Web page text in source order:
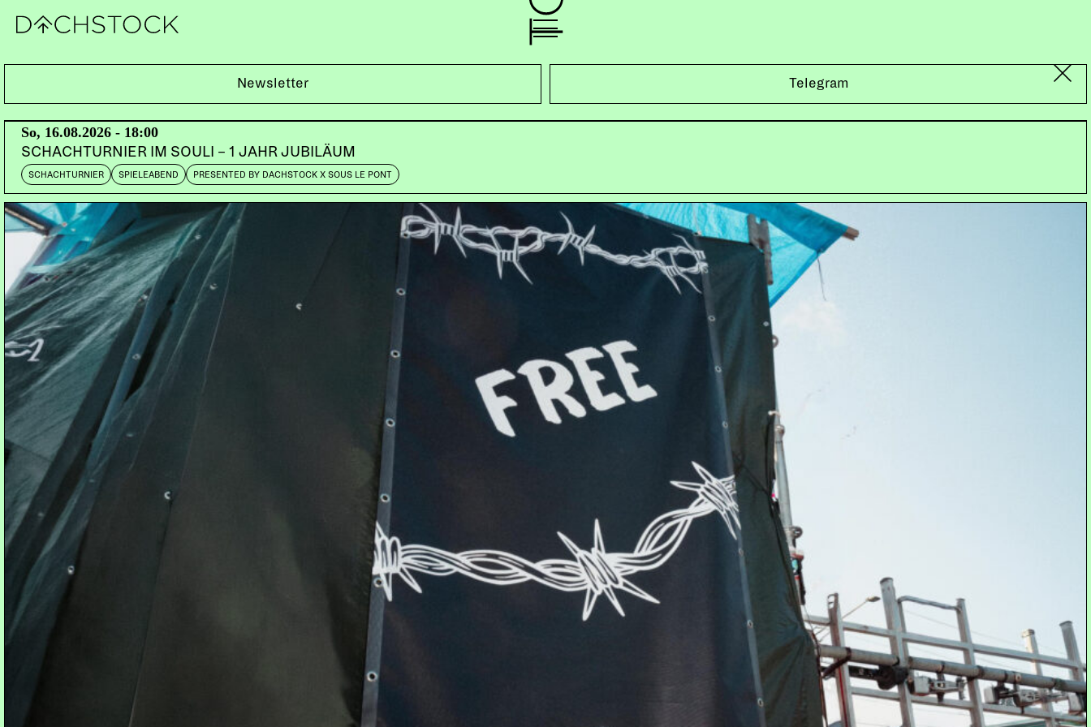
Newsletter Telegram
So, 16.08.2026 - 18:00
SCHACHTURNIER IM SOULI – 1 JAHR JUBILÄUM
SCHACHTURNIER SPIELEABEND PRESENTED BY DACHSTOCK X SOUS LE PONT